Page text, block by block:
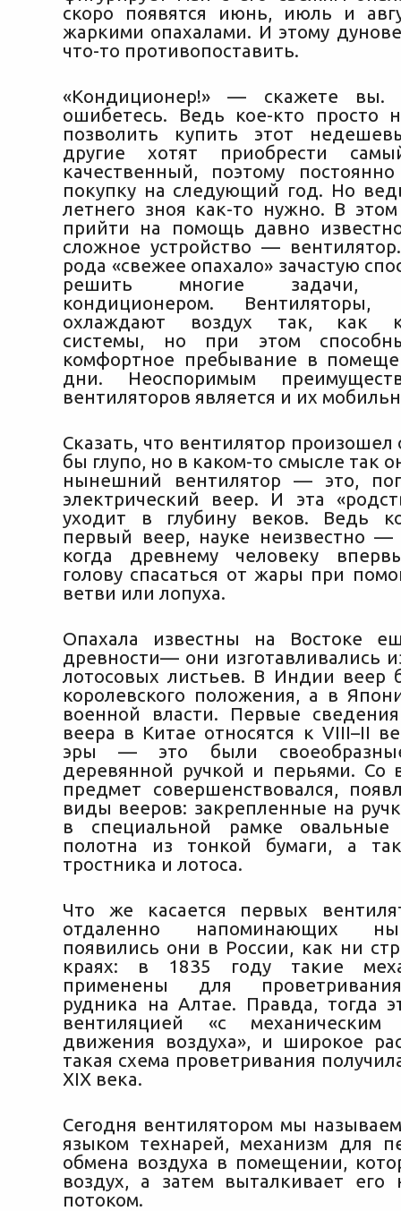
скоро появятся июнь, июль и
жаркими опахалами. И этому
что-то противопоставить.
«Кондиционер!» — скажете вы.
ошибетесь. Ведь кое-кто просто
позволить купить этот
другие хотят приобрести
качественный, поэтому
покупку на следующий год. Но
летнего зноя как-то нужно. В
прийти на помощь давно
сложное устройство —
рода «свежее опахало» зачастую
решить многие задачи,
кондиционером.
охлаждают воздух так, как
системы, но при этом
комфортное пребывание в
дни. Неоспоримым
вентиляторов является и их
Сказать, что вентилятор произошел
бы глупо, но в каком-то смысле так
нынешний вентилятор — это,
электрический веер. И эта
уходит в глубину веков. Ведь
первый веер, науке неизвестно
когда древнему человеку
голову спасаться от жары при
ветви или лопуха.
Опахала известны на Востоке
древности— они изготавливались
лотосовых листьев. В Индии веер
королевского положения, а в
военной власти. Первые
веера в Китае относятся к VIII–II
эры — это были
деревянной ручкой и перьями. Со
предмет совершенствовался,
виды вееров: закрепленные на
в специальной рамке
полотна из тонкой бумаги, а
тростника и лотоса.
Что же касается первых
отдаленно напоминающих
появились они в России, как ни
краях: в 1835 году такие
применены для
рудника на Алтае. Правда, тогда
вентиляцией «с механическим
движения воздуха», и широкое
такая схема проветривания
XIX века.
Сегодня вентилятором мы
языком технарей, механизм для
обмена воздуха в помещении,
воздух, а затем выталкивает его
потоком.